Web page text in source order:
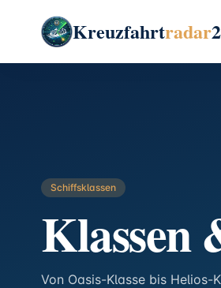
Kreuzfahrtradar
Schiffsklassen
Klassen
Von Oasis-Klasse bis Helios-